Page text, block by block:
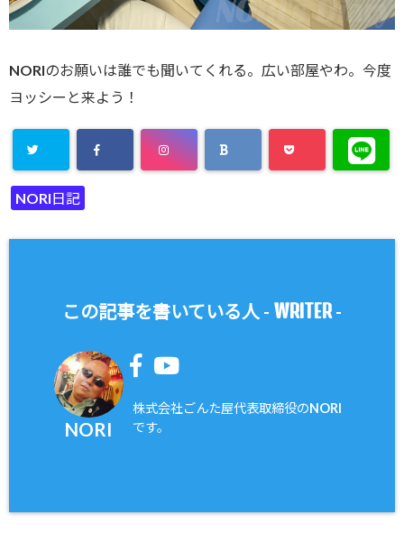
NORIのお願いは誰でも聞いてくれる。広い部屋やわ。今度
ヨッシーと来よう！
NORI日記
この記事を書いている人 - WRITER-
NORI
株式会社ごんた屋代表取締役のNORI
です。